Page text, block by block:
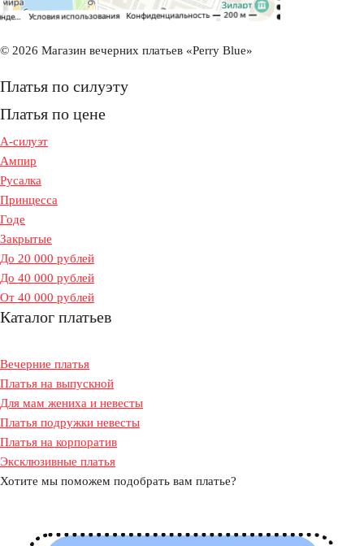
© 2026 Магазин вечерних платьев «Perry Blue»
Платья по силуэту
Платья по цене
А-силуэт
Ампир
Русалка
Принцесса
Годе
Закрытые
До 20 000 рублей
До 40 000 рублей
От 40 000 рублей
Каталог платьев
Вечерние платья
Платья на выпускной
Для мам жениха и невесты
Платья подружки невесты
Платья на корпоратив
Эксклюзивные платья
Хотите мы поможем подобрать вам платье?